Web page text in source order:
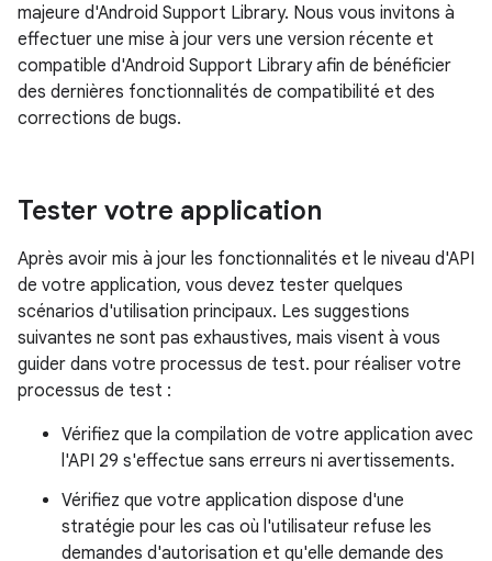
majeure d'Android Support Library. Nous vous invitons à
effectuer une mise à jour vers une version récente et
compatible d'Android Support Library afin de bénéficier
des dernières fonctionnalités de compatibilité et des
corrections de bugs.
Tester votre application
Après avoir mis à jour les fonctionnalités et le niveau d'API
de votre application, vous devez tester quelques
scénarios d'utilisation principaux. Les suggestions
suivantes ne sont pas exhaustives, mais visent à vous
guider dans votre processus de test. pour réaliser votre
processus de test :
Vérifiez que la compilation de votre application avec
l'API 29 s'effectue sans erreurs ni avertissements.
Vérifiez que votre application dispose d'une
stratégie pour les cas où l'utilisateur refuse les
demandes d'autorisation et qu'elle demande des